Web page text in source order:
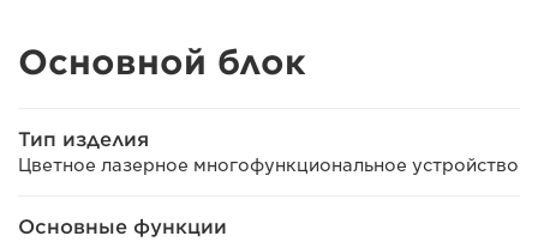
Основной блок
Тип изделия
Цветное лазерное многофункциональное устройство
Основные функции